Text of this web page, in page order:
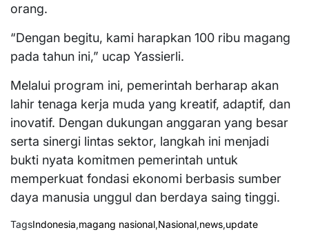
orang.
“Dengan begitu, kami harapkan 100 ribu magang
pada tahun ini,” ucap Yassierli.
Melalui program ini, pemerintah berharap akan
lahir tenaga kerja muda yang kreatif, adaptif, dan
inovatif. Dengan dukungan anggaran yang besar
serta sinergi lintas sektor, langkah ini menjadi
bukti nyata komitmen pemerintah untuk
memperkuat fondasi ekonomi berbasis sumber
daya manusia unggul dan berdaya saing tinggi.
TagsIndonesia,magang nasional,Nasional,news,update